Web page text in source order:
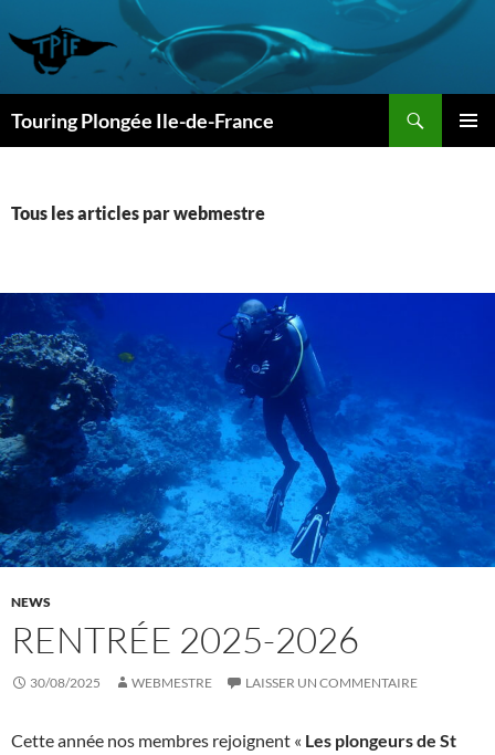
au
contenu
Touring Plongée Ile-de-France
Tous les articles par webmestre
NEWS
RENTRÉE 2025-2026
30/08/2025 WEBMESTRE LAISSER UN COMMENTAIRE
Cette année nos membres rejoignent « Les plongeurs de St